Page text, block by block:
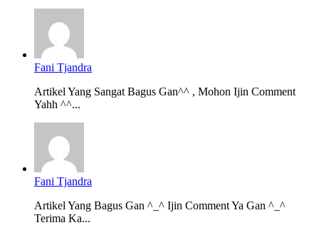
Fani Tjandra
Artikel Yang Sangat Bagus Gan^^ , Mohon Ijin Comment
Yahh ^^...
Fani Tjandra
Artikel Yang Bagus Gan ^_^ Ijin Comment Ya Gan ^_^
Terima Ka...